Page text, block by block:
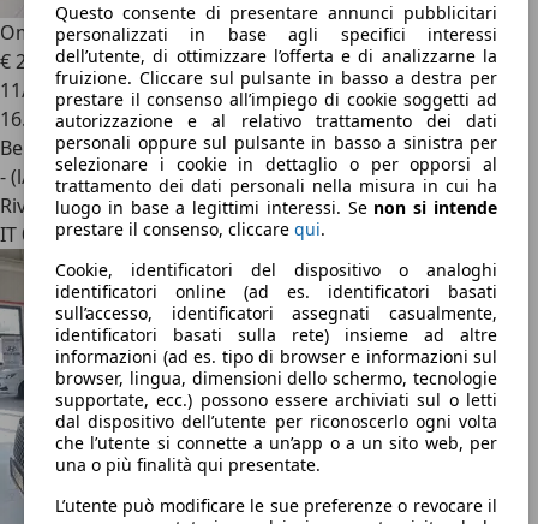
Questo consente di presentare annunci pubblicitari
personalizzati in base agli specifici interessi
dell’utente, di ottimizzare l’offerta e di analizzarne la
fruizione. Cliccare sul pulsante in basso a destra per
prestare il consenso all’impiego di cookie soggetti ad
autorizzazione e al relativo trattamento dei dati
personali oppure sul pulsante in basso a sinistra per
selezionare i cookie in dettaglio o per opporsi al
trattamento dei dati personali nella misura in cui ha
luogo in base a legittimi interessi. Se non si intende
prestare il consenso, cliccare qui.
Cookie, identificatori del dispositivo o analoghi
identificatori online (ad es. identificatori basati
sull’accesso, identificatori assegnati casualmente,
identificatori basati sulla rete) insieme ad altre
informazioni (ad es. tipo di browser e informazioni sul
browser, lingua, dimensioni dello schermo, tecnologie
supportate, ecc.) possono essere archiviati sul o letti
dal dispositivo dell’utente per riconoscerlo ogni volta
che l’utente si connette a un’app o a un sito web, per
una o più finalità qui presentate.
L’utente può modificare le sue preferenze o revocare il
Omoda 5Omoda 1.6 tgdi Premium 7dct
€ 21.500
11/2024
16.926 km
Benzina
- (l/100 km)
Rivenditore
IT 00138